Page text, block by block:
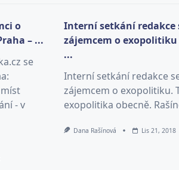
o
– ...
se
- v
Interní setkání redakce
zájemcem o exopolitiku
...
Interní setkání redakce
zájemcem o exopolitiku.
exopolitika obecně.
Dana Rašínová Lis 21, 2018